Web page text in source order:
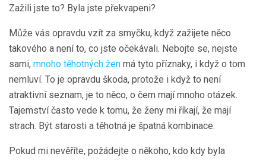
Zažili jste to? Byla jste překvapeni?
Může vás opravdu vzít za smyčku, když zažijete něco
takového a není to, co jste očekávali. Nebojte se, nejste
sami, mnoho těhotných žen má tyto příznaky, i když o tom
nemluví. To je opravdu škoda, protože i když to není
atraktivní seznam, je to něco, o čem mají mnoho otázek.
Tajemství často vede k tomu, že ženy mi říkají, že mají
strach. Být starosti a těhotná je špatná kombinace.
Pokud mi nevěříte, požádejte o někoho, kdo kdy byla